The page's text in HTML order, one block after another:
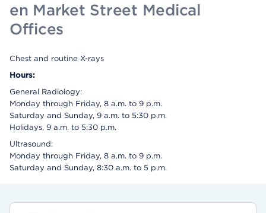
en Market Street Medical
Offices
Chest and routine X-rays
Hours:
General Radiology:
Monday through Friday, 8 a.m. to 9 p.m.
Saturday and Sunday, 9 a.m. to 5:30 p.m.
Holidays, 9 a.m. to 5:30 p.m.
Ultrasound:
Monday through Friday, 8 a.m. to 9 p.m.
Saturday and Sunday, 8:30 a.m. to 5 p.m.